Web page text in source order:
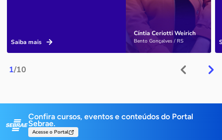
1/10
Cíntia Ceriotti Weirich
Bento Gonçalves / RS
Saiba mais
Confira cursos, eventos e conteúdos do Portal
Sebrae.
Acesse o Portal